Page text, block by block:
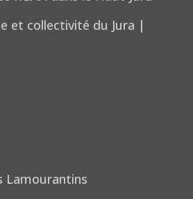
et collectivité du Jura |
Lamourantins